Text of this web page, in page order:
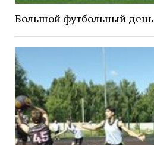
Большой футбольный день